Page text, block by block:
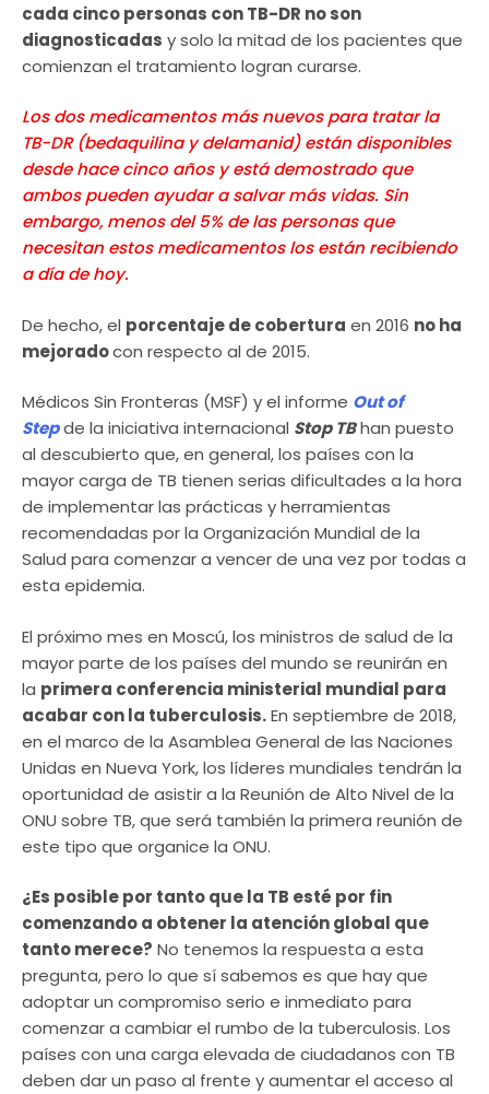
cada cinco personas con TB-DR no son
diagnosticadas y solo la mitad de los pacientes que
comienzan el tratamiento logran curarse.
Los dos medicamentos más nuevos para tratar la
TB-DR (bedaquilina y delamanid) están disponibles
desde hace cinco años y está demostrado que
ambos pueden ayudar a salvar más vidas. Sin
embargo, menos del 5% de las personas que
necesitan estos medicamentos los están recibiendo
a día de hoy.
De hecho, el porcentaje de cobertura en 2016 no ha
mejoradocon respecto al de 2015.
Médicos Sin Fronteras (MSF) y el informe Out of
Stepde la iniciativa internacional Stop TBhan puesto
al descubierto que, en general, los países con la
mayor carga de TB tienen serias dificultades a la hora
de implementar las prácticas y herramientas
recomendadas por la Organización Mundial de la
Salud para comenzar a vencer de una vez por todas a
esta epidemia.
El próximo mes en Moscú, los ministros de salud de la
mayor parte de los países del mundo se reunirán en
la primera conferencia ministerial mundial para
acabar con la tuberculosis.En septiembre de 2018,
en el marco de la Asamblea General de las Naciones
Unidas en Nueva York, los líderes mundiales tendrán la
oportunidad de asistir a la Reunión de Alto Nivel de la
ONU sobre TB, que será también la primera reunión de
este tipo que organice la ONU.
¿Es posible por tanto que la TB esté por fin
comenzando a obtener la atención global que
tanto merece? No tenemos la respuesta a esta
pregunta, pero lo que sí sabemos es que hay que
adoptar un compromiso serio e inmediato para
comenzar a cambiar el rumbo de la tuberculosis. Los
países con una carga elevada de ciudadanos con TB
deben dar un paso al frente y aumentar el acceso al